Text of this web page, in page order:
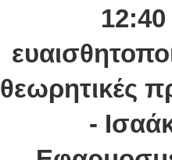
θεωρητικές
-